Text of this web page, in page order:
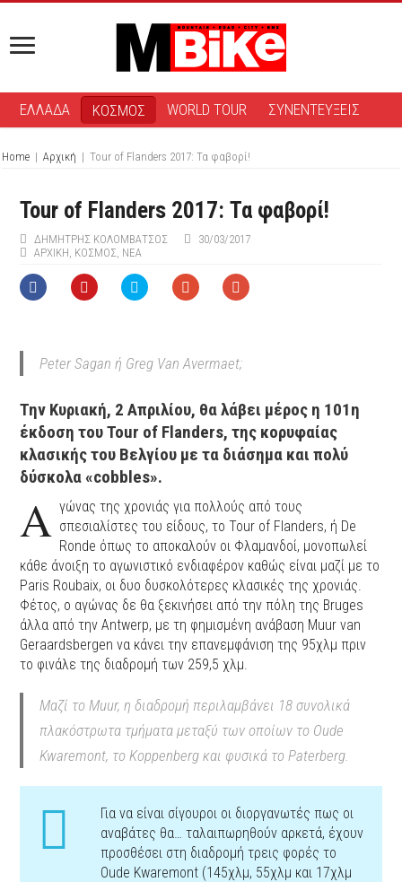
ΕΛΛΑΔΑ ΚΟΣΜΟΣ WORLD TOUR ΣΥΝΕΝΤΕΥΞΕΙΣ
Home | Αρχική | Tour of Flanders 2017: Τα φαβορί!
Tour of Flanders 2017: Τα φαβορί!
ΔΗΜΉΤΡΗΣ ΚΟΛΟΜΒΆΤΣΟΣ
30/03/2017
ΑΡΧΙΚΉ ΚΟΣΜΟΣ ΝΕΑ
Peter Sagan ή Greg Van Avermaet;
Την Κυριακή, 2 Απριλίου, θα λάβει μέρος η 101η
έκδοση του Tour of Flanders, της κορυφαίας
κλασικής του Βελγίου με τα διάσημα και πολύ
δύσκολα «cobbles».
Α γώνας της χρονιάς για πολλούς από τους
σπεσιαλίστες του είδους, το Tour of Flanders, ή De
Ronde όπως το αποκαλούν οι Φλαμανδοί, μονοπωλεί
κάθε άνοιξη το αγωνιστικό ενδιαφέρον καθώς είναι μαζί με το
Paris Roubaix, οι δυο δυσκολότερες κλασικές της χρονιάς.
Φέτος, ο αγώνας δε θα ξεκινήσει από την πόλη της Bruges
άλλα από την Antwerp, με τη φημισμένη ανάβαση Muur van
Geraardsbergen να κάνει την επανεμφάνιση της 95χλμ πριν
το φινάλε της διαδρομή των 259,5 χλμ.
Μαζί το Muur, η διαδρομή περιλαμβάνει 18 συνολικά
πλακόστρωτα τμήματα μεταξύ των οποίων το Oude
Kwaremont, το Koppenberg και φυσικά το Paterberg.
Για να είναι σίγουροι οι διοργανωτές πως οι
αναβάτες θα… ταλαιπωρηθούν αρκετά, έχουν
προσθέσει στη διαδρομή τρεις φορές το
Oude Kwaremont (145χλμ, 55χλμ και 17χλμ